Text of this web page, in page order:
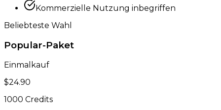
Kommerzielle Nutzung inbegriffen
Beliebteste Wahl
Popular-Paket
Einmalkauf
$24.90
1000 Credits